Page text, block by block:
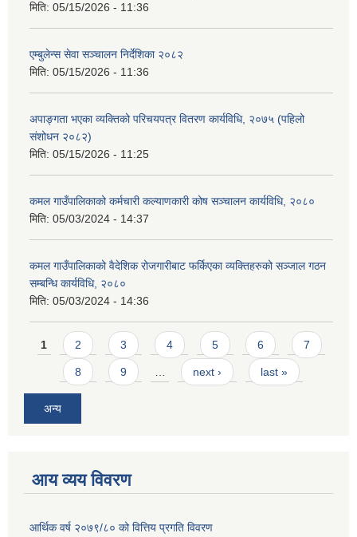
मिति: 05/15/2026 - 11:36
एम्बुलेन्स सेवा सञ्चालन निर्देशिका २०८२
मिति: 05/15/2026 - 11:36
अपाङ्गता भएका व्यक्तिको परिचयपत्र वितरण कार्यविधि, २०७५ (पहिलो
संशोधन २०८२)
मिति: 05/15/2026 - 11:25
कमल गाउँपालिकाको कर्मचारी कल्याणकारी कोष सञ्चालन कार्यविधि, २०८०
मिति: 05/03/2024 - 14:37
कमल गाउँपालिकाको वैदेशिक रोजगारीबाट फर्किएका व्यक्तिहरुको सञ्जाल गठन
सम्बन्धि कार्यविधि, २०८०
मिति: 05/03/2024 - 14:36
Pages
1 2 3 4 5 6 7
8 9 next › last »
अन्य
आय व्यय विवरण
आर्थिक वर्ष २०७९/८० को वित्तिय प्रगति विवरण